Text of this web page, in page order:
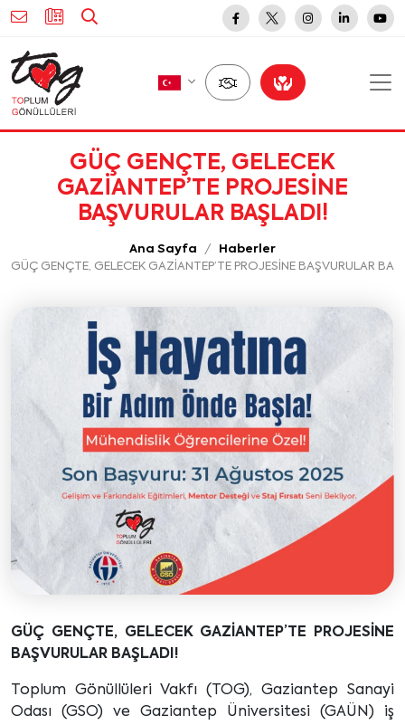
GÜÇ GENÇTE, GELECEK
GAZİANTEP’TE PROJESİNE
BAŞVURULAR BAŞLADI!
Ana Sayfa
Haberler
GÜÇ GENÇTE, GELECEK GAZİANTEP’TE PROJESİNE BAŞVURULAR
GÜÇ GENÇTE, GELECEK GAZİANTEP’TE PROJESİNE
BAŞVURULAR BAŞLADI!
Toplum Gönüllüleri Vakfı (TOG), Gaziantep Sanayi
Odası (GSO) ve Gaziantep Üniversitesi (GAÜN) iş